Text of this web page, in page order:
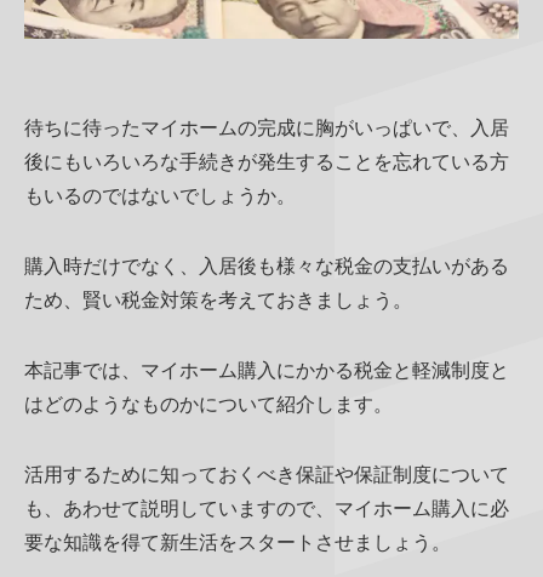
待ちに待ったマイホームの完成に胸がいっぱいで、入居
後にもいろいろな手続きが発生することを忘れている方
もいるのではないでしょうか。
購入時だけでなく、入居後も様々な税金の支払いがある
ため、賢い税金対策を考えておきましょう。
本記事では、マイホーム購入にかかる税金と軽減制度と
はどのようなものかについて紹介します。
活用するために知っておくべき保証や保証制度について
も、あわせて説明していますので、マイホーム購入に必
要な知識を得て新生活をスタートさせましょう。